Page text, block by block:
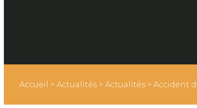
Accueil > Actualités > Actualités > Accident